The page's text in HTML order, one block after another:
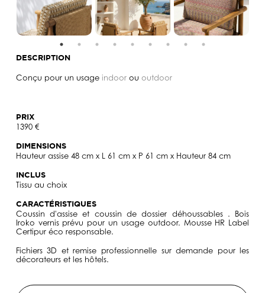
DESCRIPTION
Conçu pour un usage indoor ou outdoor
PRIX
1390 €
DIMENSIONS
Hauteur assise 48 cm x L 61 cm x P 61 cm x Hauteur 84 cm
INCLUS
Tissu au choix
CARACTÉRISTIQUES
Coussin d'assise et coussin de dossier déhoussables . Bois
Iroko vernis prévu pour un usage outdoor. Mousse HR Label
Certipur éco responsable.
Fichiers 3D et remise professionnelle sur demande pour les
décorateurs et les hôtels.